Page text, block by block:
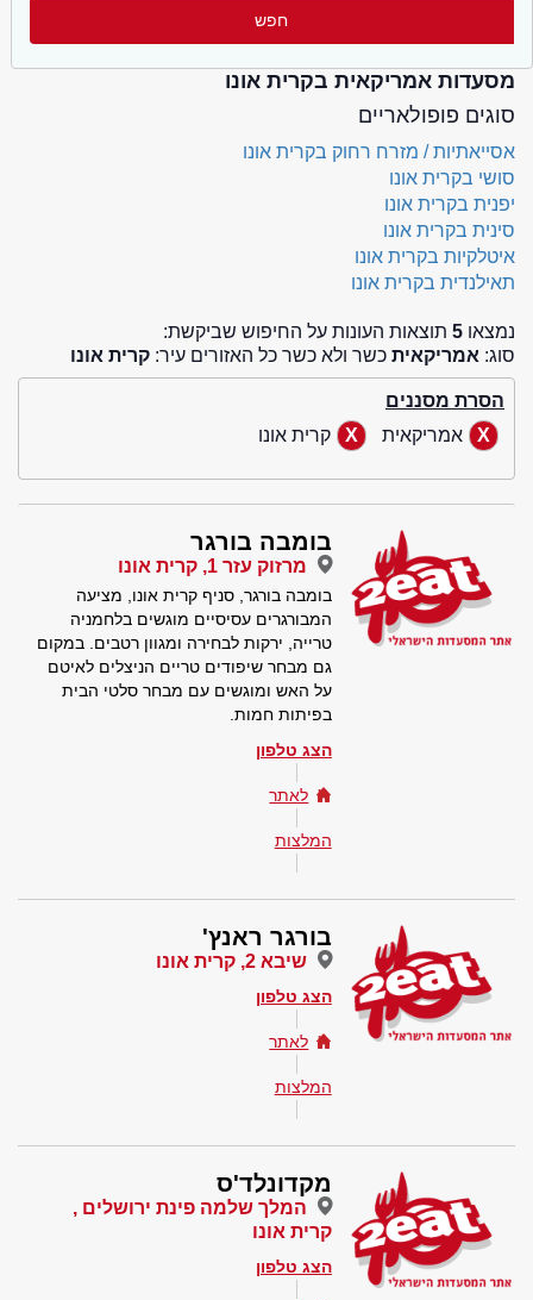
מסעדות אמריקאית בקרית אונו
סוגים פופולאריים
אסייאתיות / מזרח רחוק בקרית אונו
סושי בקרית אונו
יפנית בקרית אונו
סינית בקרית אונו
איטלקיות בקרית אונו
תאילנדית בקרית אונו
נמצאו 5 תוצאות העונות על החיפוש שביקשת:
סוג: אמריקאית כשר ולא כשר כל האזורים עיר: קרית אונו
הסרת מסננים
אמריקאית
קרית אונו
בומבה בורגר
מרזוק עזר 1, קרית אונו
בומבה בורגר, סניף קרית אונו, מציעה
המבורגרים עסיסיים מוגשים בלחמניה
טרייה, ירקות לבחירה ומגוון רטבים. במקום
גם מבחר שיפודים טריים הניצלים לאיטם
על האש ומוגשים עם מבחר סלטי הבית
בפיתות חמות.
הצג טלפון
לאתר
המלצות
בורגר ראנץ'
שיבא 2, קרית אונו
הצג טלפון
לאתר
המלצות
מקדונלד'ס
המלך שלמה פינת ירושלים ,
קרית אונו
הצג טלפון